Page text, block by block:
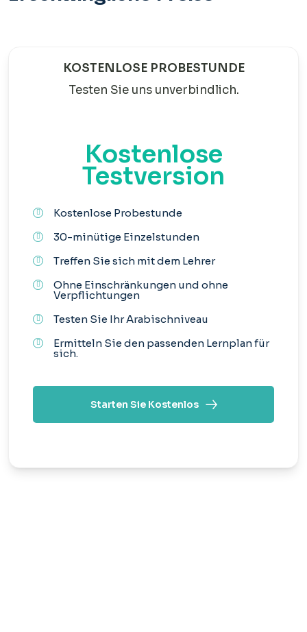
KOSTENLOSE PROBESTUNDE
Testen Sie uns unverbindlich.
Kostenlose
Testversion
Kostenlose Probestunde
30-minütige Einzelstunden
Treffen Sie sich mit dem Lehrer
Ohne Einschränkungen und ohne
Verpflichtungen
Testen Sie Ihr Arabischniveau
Ermitteln Sie den passenden Lernplan für
sich.
Starten Sie Kostenlos